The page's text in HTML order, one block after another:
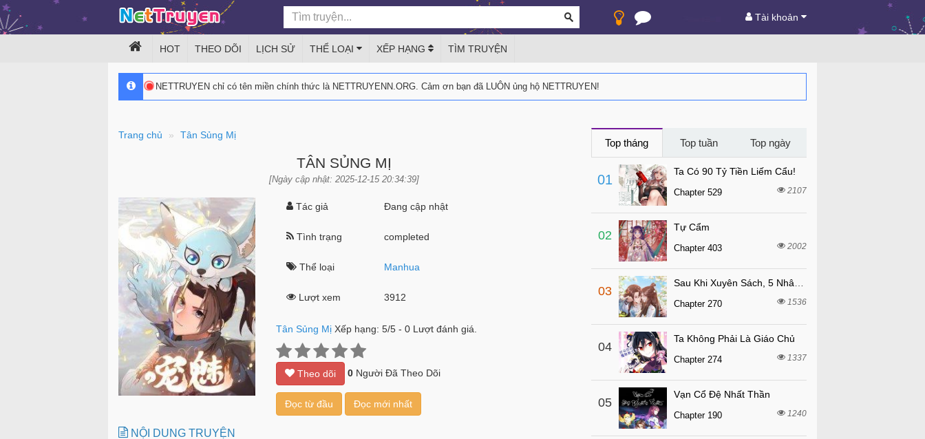
Tài khoản
HOT THEO DÕI LỊCH SỬ THỂ LOẠI XẾP HẠNG TÌM TRUYỆN
NETTRUYEN chỉ có tên miền chính thức là NETTRUYENN.ORG. Cảm ơn bạn đã LUÔN ủng hộ NETTRUYEN!
Trang chủ Tân Sủng Mị
TÂN SỦNG MỊ
[Ngày cập nhật: 2025-12-15 20:34:39]
Tác giả Đang cập nhật
Tình trạng completed
Thể loại Manhua
Lượt xem 3912
Tân Sủng Mị Xếp hạng: 5/5- 0Lượt đánh giá.
Theo dõi 0Người Đã Theo Dõi
Đọc từ đầu Đọc mới nhất
NỘI DUNG TRUYỆN
Top tháng Top tuần Top ngày
01
Ta Có 90 Tỷ Tiền Liếm Cẩu!
Chapter 529 2107
02
Tự Cẩm
Chapter 403 2002
03
Chapter 270 1536
04
Ta Không Phải Là Giáo Chủ
Chapter 274 1337
05
Vạn Cổ Đệ Nhất Thần
Chapter 190 1240